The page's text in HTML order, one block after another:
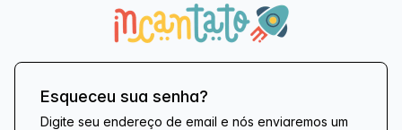
Esqueceu sua senha?
Digite seu endereço de email e nós enviaremos um